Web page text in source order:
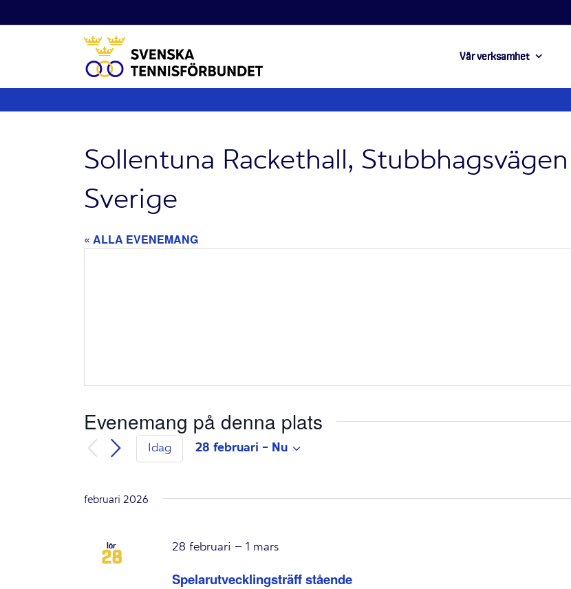
till
Vår verksamhet
Sollentuna Rackethall,
Sverige
« ALLA EVENEMANG
Evenemang på denna plats
Idag 28 februari - Nu
februari 2026
lör
28
Spelarutvecklingsträff stående
28 februari – 1 mars